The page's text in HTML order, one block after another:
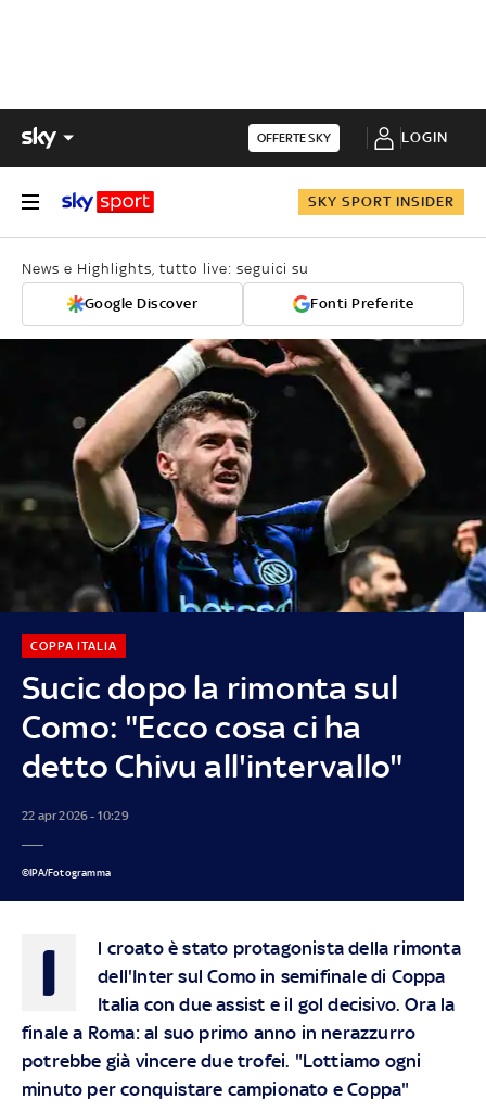
OFFERTE SKY LOGIN
SKY SPORT INSIDER
News e Highlights, tutto live: seguici su
Google Discover Fonti Preferite
Sucic dopo la rimonta sul
Como: "Ecco cosa ci ha
detto Chivu all'intervallo"
COPPA ITALIA
22 apr 2026 - 10:29
©IPA/Fotogramma
I
l croato è stato protagonista della rimonta
dell'Inter sul Como in semifinale di Coppa
Italia con due assist e il gol decisivo. Ora la
finale a Roma: al suo primo anno in nerazzurro
potrebbe già vincere due trofei. "Lottiamo ogni
minuto per conquistare campionato e Coppa"